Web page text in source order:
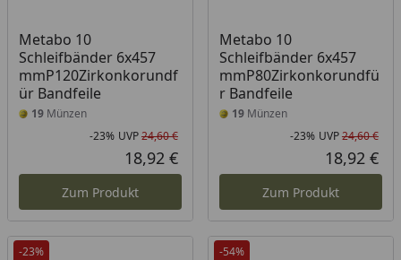
Metabo 10
Schleifbänder 6x457
mmP120Zirkonkorundf
ür Bandfeile
19 Münzen
Rabatt in Prozent
-23%
Ursprünglicher Preis
UVP24,60 €
Aktueller Preis
18,92 €
Zum Produkt
Metabo 10
Schleifbänder 6x457
mmP80Zirkonkorundfü
r Bandfeile
19Münzen
-23% UVP24,60 €
18,92 €
Zum Produkt
-23% -54%